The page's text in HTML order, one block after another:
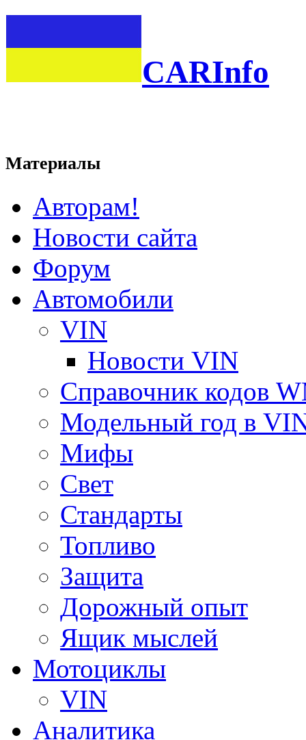
CARInfo
Материалы
Авторам!
Новости сайта
Форум
Автомобили
VIN
Новости VIN
Справочник кодов
Модельный год в
Мифы
Свет
Стандарты
Топливо
Защита
Дорожный опыт
Ящик мыслей
Мотоциклы
VIN
Аналитика